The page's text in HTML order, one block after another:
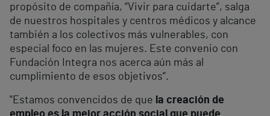
propósito de compañía, “Vivir para cuidarte”, salga
de nuestros hospitales y centros médicos y alcance
también a los colectivos más vulnerables, con
especial foco en las mujeres. Este convenio con
Fundación Integra nos acerca aún más al
cumplimiento de esos objetivos”.
"Estamos convencidos de que la creación de